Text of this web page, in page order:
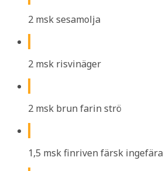
2 msk sesamolja
2 msk risvinäger
2 msk brun farin strö
1,5 msk finriven färsk ingefära